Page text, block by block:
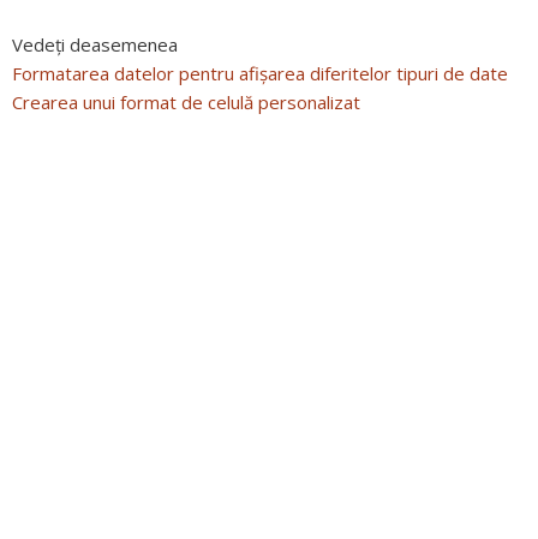
Vedeți deasemenea
Formatarea datelor pentru afișarea diferitelor tipuri de date
Crearea unui format de celulă personalizat